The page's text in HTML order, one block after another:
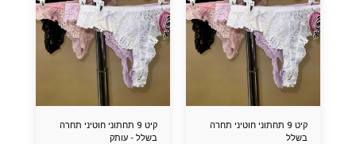
קיט 9 תחתוני חוטיני תחרה
בשלל
קיט 9 תחתוני חוטיני תחרה
בשלל - עותק